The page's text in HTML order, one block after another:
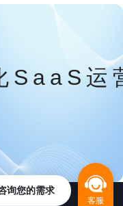
SaaS运
客服
询您的需求